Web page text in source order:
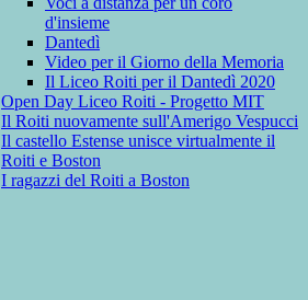
d'insieme
Dantedì
Video per il Giorno della Memoria
Il Liceo Roiti per il Dantedì 2020
Open Day Liceo Roiti - Progetto MIT
Il Roiti nuovamente sull'Amerigo Vespucci
Il castello Estense unisce virtualmente il
Roiti e Boston
I ragazzi del Roiti a Boston